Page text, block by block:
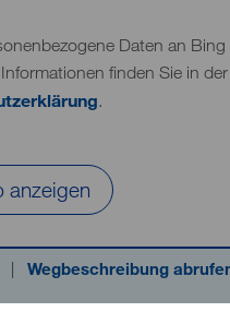
Daten an Bing
finden Sie in der
.
anzeigen
| Wegbeschreibung